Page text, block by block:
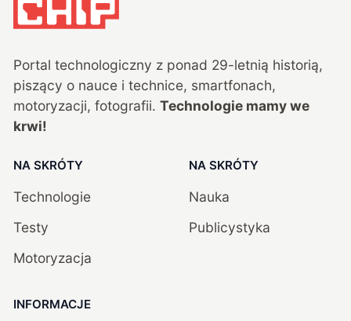
Portal technologiczny z ponad 29-letnią historią,
piszący o nauce i technice, smartfonach,
motoryzacji, fotografii. Technologie mamy we
krwi!
NA SKRÓTY
Technologie
Testy
Motoryzacja
NA SKRÓTY
Nauka
Publicystyka
INFORMACJE